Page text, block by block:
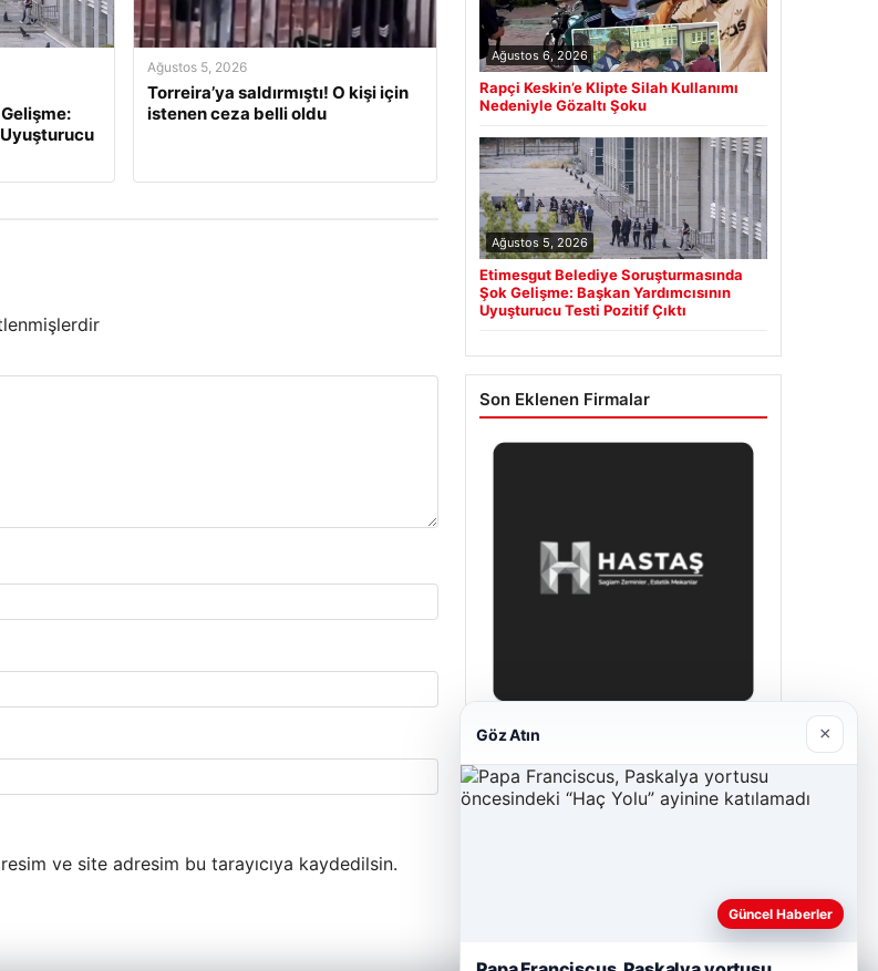
Uyuşturucu
Ağustos 5, 2026
Torreira’ya saldırmıştı! O kişi için
istenen ceza belli oldu
ve site adresim bu tarayıcıya kaydedilsin.
Ağustos 6, 2026
Rapçi Keskin’e Klipte Silah Kullanımı
Nedeniyle Gözaltı Şoku
Ağustos 5, 2026
Etimesgut Belediye Soruşturmasında
Şok Gelişme: Başkan Yardımcısının
Uyuşturucu Testi Pozitif Çıktı
Son Eklenen Firmalar
Prenses Night Club
Nisan 29, 2026
Göz Atın ×
Güncel Haberler